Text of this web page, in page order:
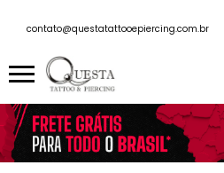
contato@questatattooepiercing.com.br